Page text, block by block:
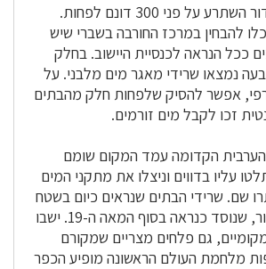
היישוב בחורבת מדור השתרע על פני 300 דונם לפחות.
להבחין במרכז החורבה בשברי שיש
ככל הנראה לכנסיית היישוב. בחלק
נמצאו שרידי מאגר מים מלבני. על
אפשר להסיק שלפחות חלק מהבתים
זכו לקבל מים זורמים.
הקדומה עמד המקום שומם
עליו בדווים וניצלו את מתקני המים
שם. שרידי הבתים שנראים כיום בשטח
שייכים לכפר מנדור, שנוסד כנראה בסוף המאה ה-19. ישבו
גם פלחים מצריים שמקורם
מלחמת העולם הראשונה מופיע הכפר